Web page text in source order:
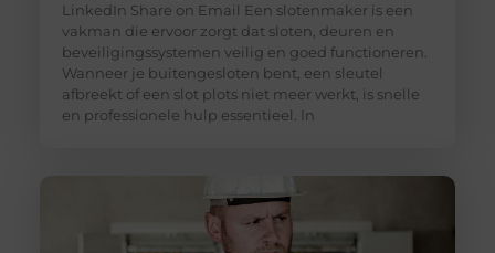
LinkedIn Share on Email Een slotenmaker is een
vakman die ervoor zorgt dat sloten, deuren en
beveiligingssystemen veilig en goed functioneren.
Wanneer je buitengesloten bent, een sleutel
afbreekt of een slot plots niet meer werkt, is snelle
en professionele hulp essentieel. In